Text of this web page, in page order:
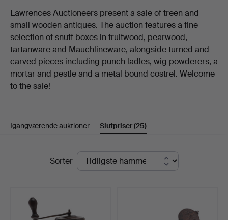
Lawrences Auctioneers present a sale of treen and
small wooden antiques. The auction features a fine
selection of snuff boxes in fruitwood, pearwood,
tartanware and Mauchlineware, alongside turned and
carved pieces including punch ladles, wig powderers, a
mortar and pestle and a metal bound costrel. Welcome
to the sale!
Igangværende auktioner Slutpriser(25)
SlutpriserSorter